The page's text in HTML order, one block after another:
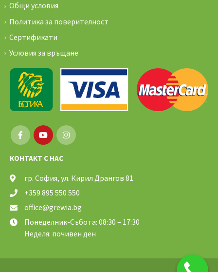
Общи условия
Политика за поверителност
Сертификати
Условия за връщане
КОНТАКТ С НАС
гр. София, ул. Кирил Дрангов 81
+359 895 550 550
office@grewia.bg
Понеделник-Събота: 08:30 – 17:30
Неделя: почивен ден